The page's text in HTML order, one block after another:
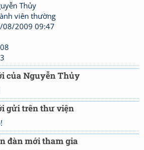
Thủy
viên thường
08/2009 09:47
của Nguyễn Thủy
gửi trên thư viện
đàn mới tham gia